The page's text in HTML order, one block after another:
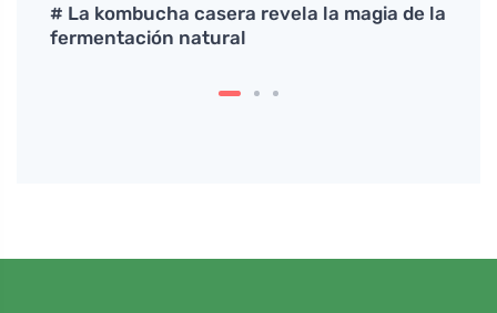
# La kombucha casera revela la magia de la
fermentación natural